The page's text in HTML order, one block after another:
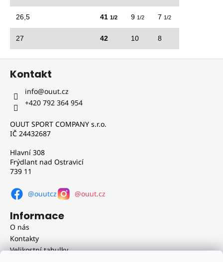
26,5 41 1/2 9 1/2 7 1/2
27 42 10 8
Z
Kontakt
info@ouut.cz
+420 792 364 954
OUUT SPORT COMPANY s.r.o.
IČ 24432687
Hlavní 308
Frýdlant nad Ostravicí
739 11
@ouutcz @ouut.cz
Informace
O nás
Kontakty
Velikostní tabulky